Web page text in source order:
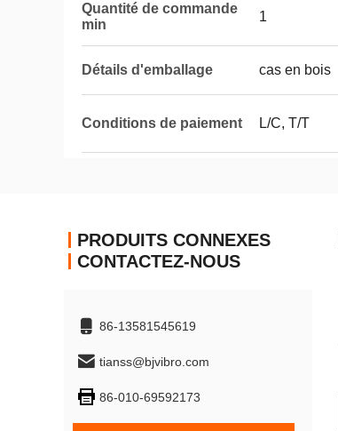
Quantité de commande
min
1
Détails d'emballage cas en bois
Conditions de paiement L/C, T/T
PRODUITS CONNEXES
CONTACTEZ-NOUS
86-13581545619
tianss@bjvibro.com
86-010-69592173